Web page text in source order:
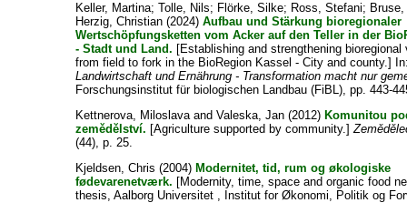
Keller, Martina;Tolle, Nils; Flörke, Silke; Ross, Stefani;
Herzig, Christian (2024)Aufbau und Stärkung bioregionaler
Wertschöpfungsketten vom Acker auf den Teller in der
- Stadt und Land. [Establishing and strengthening bioregional
from field to fork in the BioRegion Kassel - City and county.]
Landwirtschaft und Ernährung - Transformation macht nur
Forschungsinstitut für biologischen Landbau (FiBL), pp. 443-
Kettnerova, MiloslavaandValeska, Jan (2012) Komunitou
zemědělství. [Agriculture supported by community.]
(44), p. 25.
Kjeldsen, Chris (2004) Modernitet, tid, rum og økologiske
fødevarenetværk. [Modernity, time, space and organic food
thesis, Aalborg Universitet , Institut for Økonomi, Politik og